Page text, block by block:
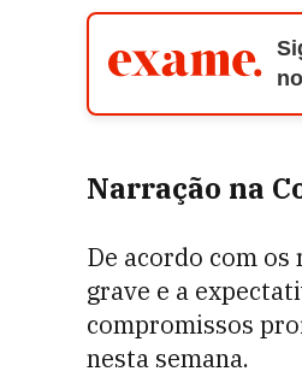
Narração na
De acordo com
grave e a
compromissos
nesta semana.